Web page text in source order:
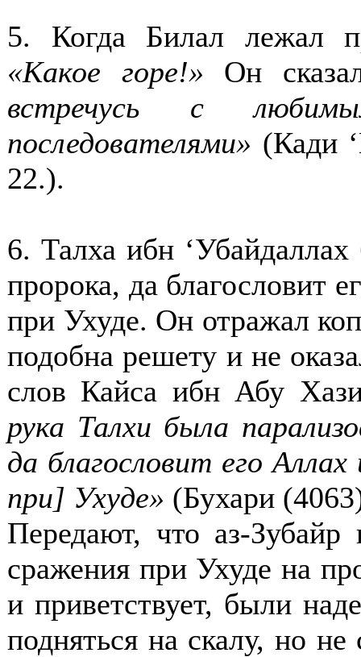
5. Когда Билал лежал
«Какое горе!» Он
встречусь с
последователями» (Кади
22.).
6. Талха ибн
пророка, да благословит
при Ухуде. Он отражал
подобна решету и не
слов Кайса ибн Абу
рука Талхи была
да благословит его
при] Ухуде» (Бухари
Передают, что аз-
сражения при Ухуде на
и приветствует, были
подняться на скалу, но